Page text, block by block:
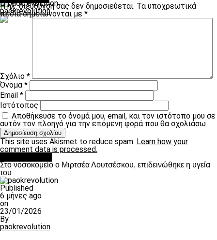
paokrevolution
Η ηλ. διεύθυνση σας δεν δημοσιεύεται. Τα υποχρεωτικά
πεδία σημειώνονται με *
Σχόλιο *
Όνομα*
Email *
Ιστότοπος
Αποθήκευσε το όνομά μου, email, και τον ιστότοπο μου σε
αυτόν τον πλοηγό για την επόμενη φορά που θα σχολιάσω.
This site uses Akismet to reduce spam. Learn how your
comment data is processed.
Στο νοσοκομείο ο Μιρτσέα Λουτσέσκου, επιδεινώθηκε η υγεία
του
Published
6 μήνες ago
on
23/01/2026
By
paokrevolution